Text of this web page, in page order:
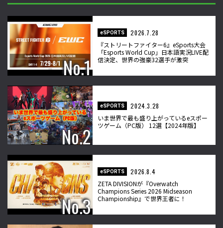
eSPORTS
2026.7.28
『ストリートファイター6』eSports大会
「Esports World Cup」日本語実況LIVE配
信決定、世界の強豪32選手が激突
eSPORTS
2024.3.28
いま世界で最も盛り上がっているeスポー
ツゲーム（PC版） 12選【2024年版】
eSPORTS
2026.8.4
ZETA DIVISIONが『Overwatch
Champions Series 2026 Midseason
Championship』で世界王者に！